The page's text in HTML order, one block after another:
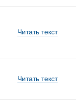
Читать текст
Читать текст